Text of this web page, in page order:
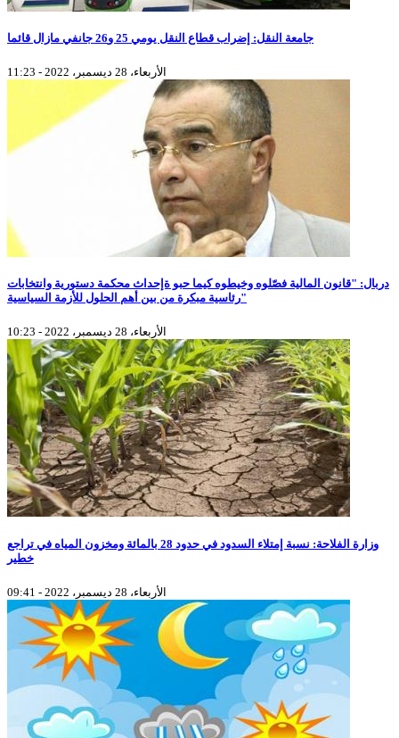
جامعة النقل: إضراب قطاع النقل يومي 25 و26 جانفي مازال قائما
الأربعاء، 28 ديسمبر، 2022 - 11:23
دربال: "قانون المالية فصّلوه وخيطوه كيما حبو ةإحداث محكمة دستورية وانتخابات
رئاسية مبكرة من بين أهم الحلول للأزمة السياسية"
الأربعاء، 28 ديسمبر، 2022 - 10:23
وزارة الفلاحة: نسبة إمتلاء السدود في حدود 28 بالمائة ومخزون المياه في تراجع
خطير
الأربعاء، 28 ديسمبر، 2022 - 09:41